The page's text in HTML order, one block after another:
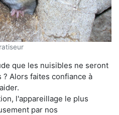
que les nuisibles ne seront
Alors faites confiance à
l'appareillage le plus
par nos